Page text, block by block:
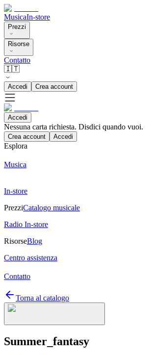
MusicaIn-store
Prezzi
Risorse
Contatto
🇮🇹
Accedi Crea account
Accedi
Nessuna carta richiesta. Disdici quando vuoi.
Crea account Accedi
Esplora
Musica
In-store
PrezziCatalogo musicale
Radio In-store
RisorseBlog
Centro assistenza
Contatto
Torna al catalogo
Summer_fantasy